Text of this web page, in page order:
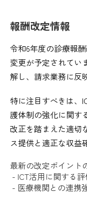
報酬改定情報
令和6年度の診療報
変更が予定されてい
解し、請求業務に反
特に注目すべきは、
護体制の強化に関す
改正を踏まえた適切
ス提供と適正な収益
最新の改定ポイント
- ICT活用に関する
- 医療機関との連携